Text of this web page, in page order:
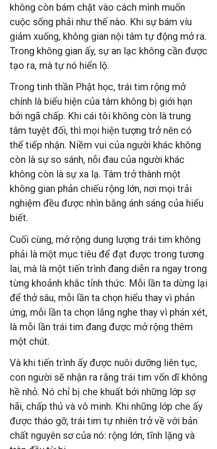
không còn bám chặt vào cách mình muốn
cuộc sống phải như thế nào. Khi sự bám víu
giảm xuống, không gian nội tâm tự động mở ra.
Trong không gian ấy, sự an lạc không cần được
tạo ra, mà tự nó hiển lộ.
Trong tinh thần Phật học, trái tim rộng mở
chính là biểu hiện của tâm không bị giới hạn
bởi ngã chấp. Khi cái tôi không còn là trung
tâm tuyệt đối, thì mọi hiện tượng trở nên có
thể tiếp nhận. Niềm vui của người khác không
còn là sự so sánh, nỗi đau của người khác
không còn là sự xa lạ. Tâm trở thành một
không gian phản chiếu rộng lớn, nơi mọi trải
nghiệm đều được nhìn bằng ánh sáng của hiểu
biết.
Cuối cùng, mở rộng dung lượng trái tim không
phải là một mục tiêu để đạt được trong tương
lai, mà là một tiến trình đang diễn ra ngay trong
từng khoảnh khắc tỉnh thức. Mỗi lần ta dừng lại
để thở sâu, mỗi lần ta chọn hiểu thay vì phản
ứng, mỗi lần ta chọn lắng nghe thay vì phán xét,
là mỗi lần trái tim đang được mở rộng thêm
một chút.
Và khi tiến trình ấy được nuôi dưỡng liên tục,
con người sẽ nhận ra rằng trái tim vốn dĩ không
hề nhỏ. Nó chỉ bị che khuất bởi những lớp sợ
hãi, chấp thủ và vô minh. Khi những lớp che ấy
được tháo gỡ, trái tim tự nhiên trở về với bản
chất nguyên sơ của nó: rộng lớn, tĩnh lặng và